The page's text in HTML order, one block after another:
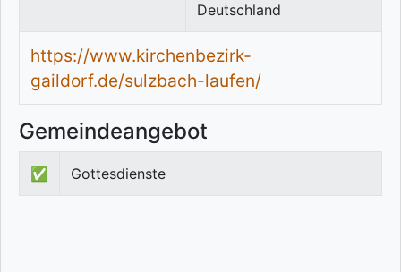
Deutschland
https://www.kirchenbezirk-
gaildorf.de/sulzbach-laufen/
Gemeindeangebot
✅ Gottesdienste